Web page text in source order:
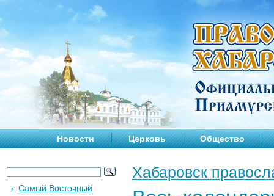
Новости Церковь Общество
Хабаровск
Самый Восточный